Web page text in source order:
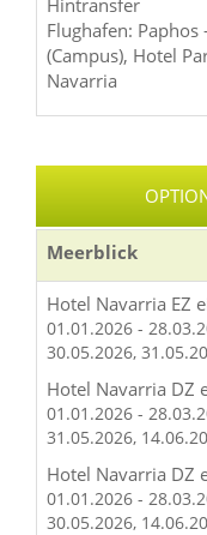
Flughafen:
(Campus), Hotel
Navarria
Meerblick
Hotel Navarria EZ
01.01.2026 -
30.05.2026,
Hotel Navarria DZ
01.01.2026 -
31.05.2026,
Hotel Navarria DZ
01.01.2026 -
30.05.2026,